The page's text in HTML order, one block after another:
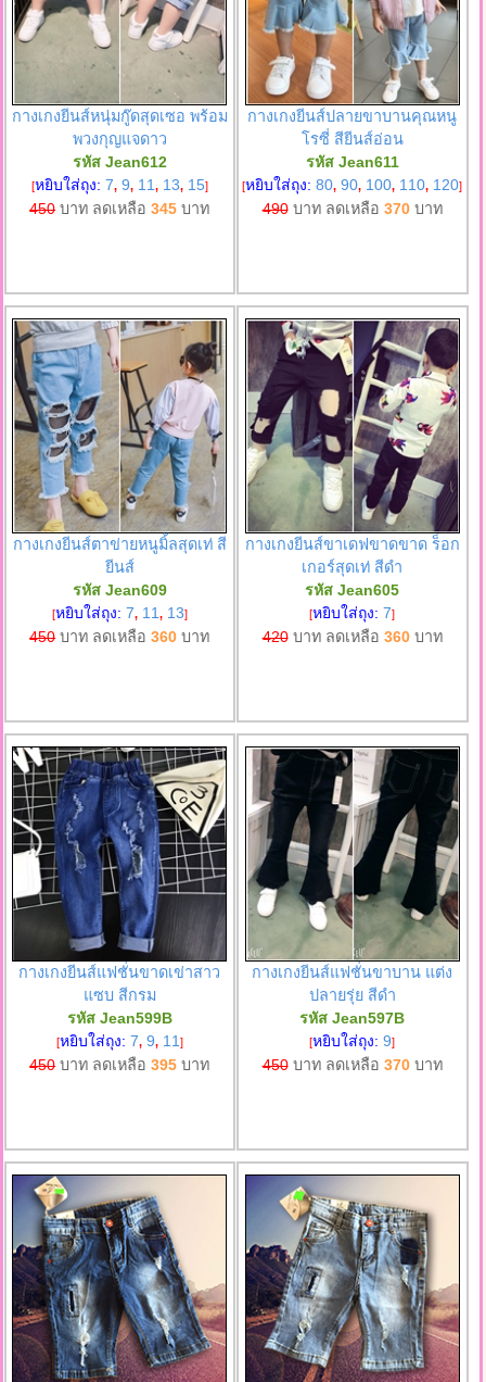
กางเกงยีนส์หนุ่มกู๊ดสุดเซอ พร้อม
พวงกุญแจดาว
รหัส Jean612
[หยิบใส่ถุง: 7, 9, 11 , 13, 15]
450บาท ลดเหลือ345 บาท
กางเกงยีนส์ปลายขาบานคุณหนู
โรซี่ สียีนส์อ่อน
รหัส Jean611
[หยิบใส่ถุง:80, 90, 100, 110, 120]
490บาท ลดเหลือ 370บาท
กางเกงยีนส์ตาข่ายหนูมิ้ลสุดเท่ สี
ยีนส์
รหัส Jean609
[หยิบใส่ถุง: 7, 11 , 13]
450บาท ลดเหลือ360 บาท
กางเกงยีนส์ขาเดฟขาดขาด ร็อก
เกอร์สุดเท่ สีดำ
รหัส Jean605
[หยิบใส่ถุง:7]
420บาท ลดเหลือ 360บาท
กางเกงยีนส์แฟชั่นขาดเข่าสาว
แซบ สีกรม
รหัส Jean599B
[หยิบใส่ถุง: 7, 9, 11 ]
450บาท ลดเหลือ395 บาท
กางเกงยีนส์แฟชั่นขาบาน แต่ง
ปลายรุ่ย สีดำ
รหัส Jean597B
[หยิบใส่ถุง:9]
450บาท ลดเหลือ 370บาท